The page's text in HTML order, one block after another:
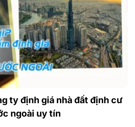
ty định giá nhà đất định cư
ngoài uy tín